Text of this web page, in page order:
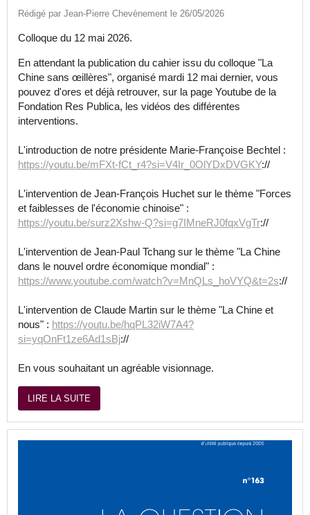
Rédigé par Jean-Pierre Chevènement le 26/05/2026
Colloque du 12 mai 2026.
En attendant la publication du cahier issu du colloque "La
Chine sans œillères", organisé mardi 12 mai dernier, vous
pouvez d'ores et déjà retrouver, sur la page Youtube de la
Fondation Res Publica, les vidéos des différentes
interventions.
L'introduction de notre présidente Marie-Françoise Bechtel :
https://youtu.be/mFXt-fCt_r4?si=V4Ir_0OlYDxDVGKY://
L'intervention de Jean-François Huchet sur le thème "Forces
et faiblesses de l'économie chinoise" :
https://youtu.be/surz2Xshw-Q?si=g7IMneRJ0fqxVgTr://
L'intervention de Jean-Paul Tchang sur le thème "La Chine
dans le nouvel ordre économique mondial" :
https://www.youtube.com/watch?v=MnQLs_hoVYQ&t=2s://
L'intervention de Claude Martin sur le thème "La Chine et
nous" : https://youtu.be/hqPL32iW7A4?
si=yqOnFt1ze6Ad1sBj://
En vous souhaitant un agréable visionnage.
LIRE LA SUITE